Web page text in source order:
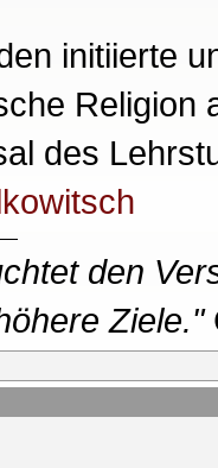
initiierte
Religion
des
den
Ziele."